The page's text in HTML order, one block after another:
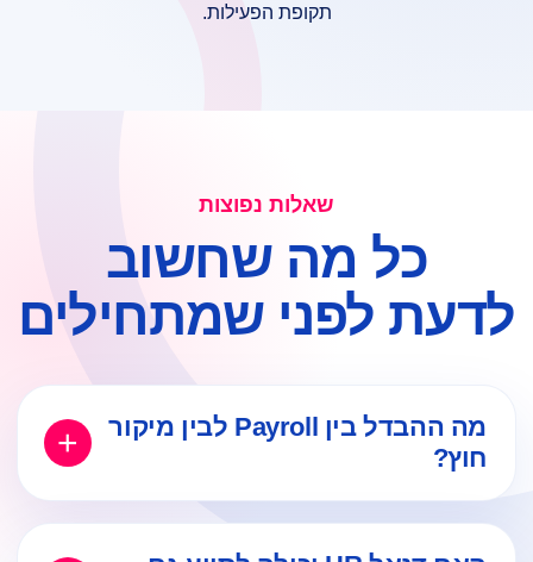
תקופת הפעילות.
שאלות נפוצות
כל מה שחשוב
לדעת לפני שמתחילים
מה ההבדל בין Payroll לבין מיקור
חוץ?